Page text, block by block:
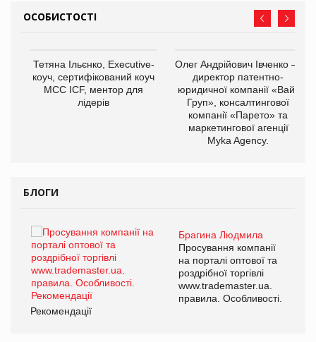
ОСОБИСТОСТІ
Тетяна Ільєнко, Executive-
коуч, сертифікований коуч
МСС ICF, ментор для
лідерів
Олег Андрійович Івченко —
директор патентно-
юридичної компанії «Вайз
Груп», консалтингової
компанії «Парето» та
маркетингової агенції
Myka Agency.
БЛОГИ
Брагина Людмила
Просування компанії
на порталі оптової та
роздрібної торгівлі
www.trademaster.ua.
правила. Особливості.
Рекомендації